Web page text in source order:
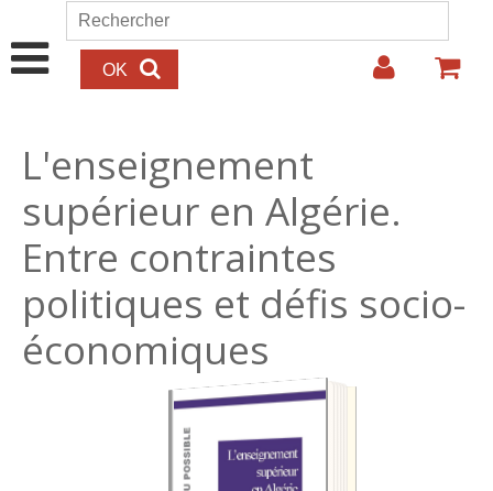
Aller au contenu principal
Formulaire de recherche
Rechercher
L'enseignement
supérieur en Algérie.
Entre contraintes
politiques et défis socio-
économiques
27.00€